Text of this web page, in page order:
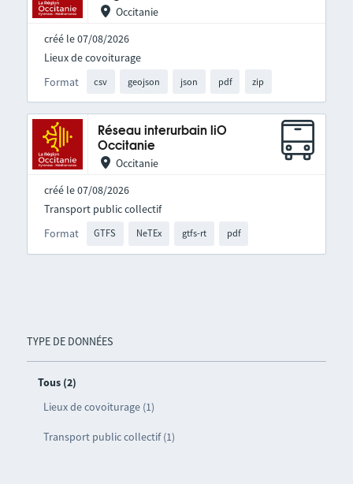
TYPE DE DONNÉES
Tous (2)
Lieux de covoiturage (1)
Transport public collectif (1)
Occitanie
créé le 07/08/2026
Format csv geojson json pdf zip
Lieux de covoiturage
Réseau interurbain liO
Occitanie
Occitanie
créé le 07/08/2026
Format GTFS NeTEx gtfs-rt pdf
Transport public collectif